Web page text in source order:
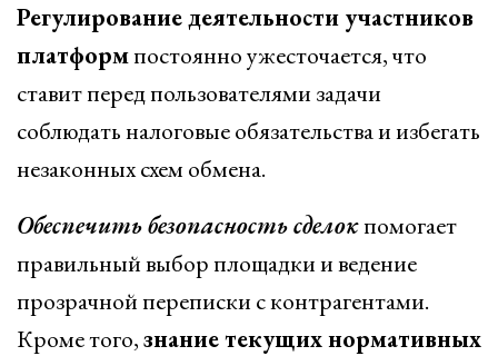
Регулирование деятельности участников
платформпостоянно ужесточается, что
ставит перед пользователями задачи
соблюдать налоговые обязательства и избегать
незаконных схем обмена.
Обеспечить безопасность сделокпомогает
правильный выбор площадки и ведение
прозрачной переписки с контрагентами.
Кроме того,знание текущих нормативных